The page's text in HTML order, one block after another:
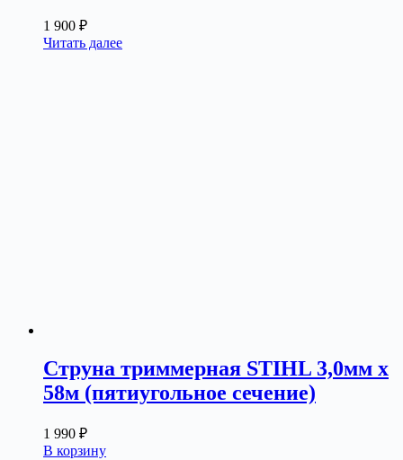
1 900 ₽
Читать далее
Струна триммерная STIHL 3,0мм х
58м (пятиугольное сечение)
1 990 ₽
В корзину